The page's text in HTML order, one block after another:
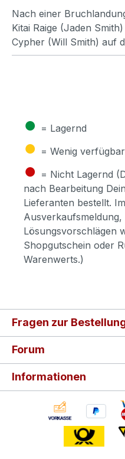
Nach einer
Kitai Raige (Jaden
Cypher (Will Smith) auf
● = Lagernd
● = Wenig verfügbar
● = Nicht Lagernd
nach Bearbeitung
Lieferanten bestellt.
Lösungsvorschlägen
Shopgutschein oder
Warenwerts.)
Fragen zur
Forum
Informationen